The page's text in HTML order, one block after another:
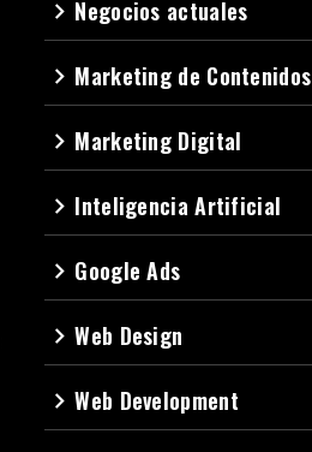
navigate_next Negocios actuales
navigate_next Marketing de Contenidos
navigate_next Marketing Digital
navigate_next Inteligencia Artificial
navigate_next Google Ads
navigate_nextWeb Design
navigate_nextWeb Development